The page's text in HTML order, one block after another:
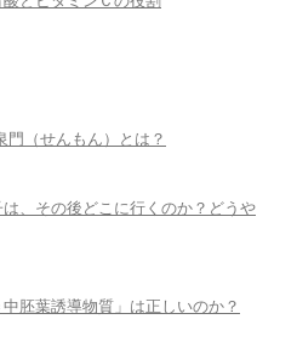
（せんもん）とは？
、その後どこに行くのか？どうや
胚葉誘導物質」は正しいのか？